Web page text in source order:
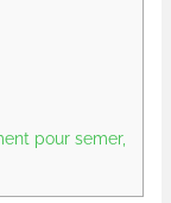
pour semer,